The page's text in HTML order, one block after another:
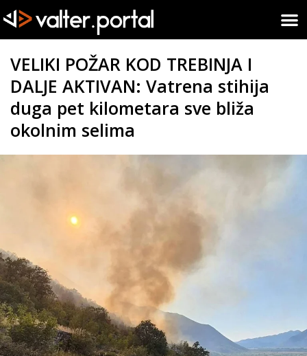
VELIKI POŽAR KOD TREBINJA I
DALJE AKTIVAN: Vatrena stihija
duga pet kilometara sve bliža
okolnim selima